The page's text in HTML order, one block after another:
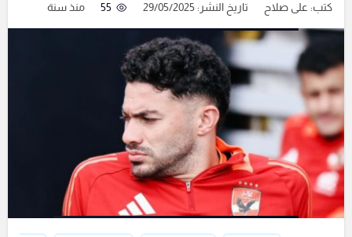
كتب: على صلاح تاريخ النشر: 29/05/2025 55 منذ سنة